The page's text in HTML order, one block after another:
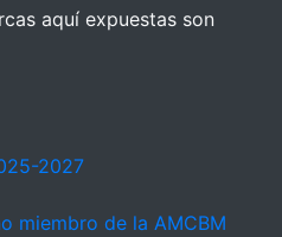
aquí expuestas son
2027
miembro de la AMCBM